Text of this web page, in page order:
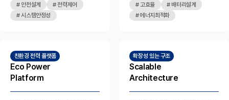
# 안전설계
# 전력제어
# 시스템안정성
# 고효율
# 배터리설계
# 에너지최적화
친환경 전력 플랫폼
Eco Power
Platform
확장성 있는 구조
Scalable
Architecture